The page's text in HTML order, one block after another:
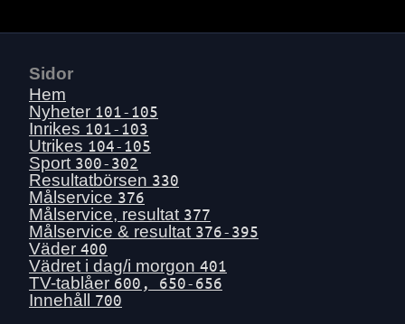
Mån 6 juli
Lör 4 juli
Fre 3 juli
Tors 2 juli
Ons 1 juli
Tis 30 juni
Mån 29 juni
Sön 28 juni
Lör 27 juni
Fre 26 juni
Tors 25 juni
Sidor
Hem
Nyheter 101-105
Inrikes 101-103
Utrikes 104-105
Sport 300-302
Resultatbörsen 330
Målservice 376
Målservice, resultat 377
Målservice & resultat 376-395
Väder 400
Vädret i dag/i morgon 401
TV-tablåer 600, 650-656
Innehåll 700